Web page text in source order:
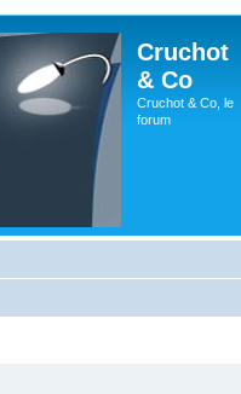
Cruchot
& Co
Cruchot & Co, le
forum